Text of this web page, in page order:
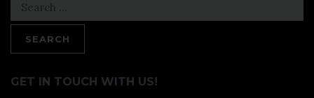
for:
GET IN TOUCH WITH US!